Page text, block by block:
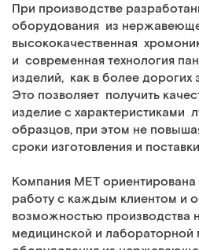
При производстве
оборудования из
высококачественная
и современная технология
изделий, как в более дорогих
Это позволяет получить
изделие с характеристиками
образцов, при этом не
сроки изготовления и
Компания МЕТ ориентирована
работу с каждым клиентом и
возможностью производства
медицинской и лабораторной